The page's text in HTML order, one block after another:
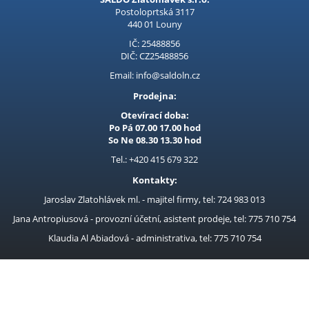
Prodejna LOUNY - nezařazené
Pracovní oděvy
Postoloprtská 3117
440 01 Louny
IČ: 25488856
DIČ: CZ25488856
Email: info@saldoln.cz
Prodejna:
Otevírací doba:
Po Pá 07.00 17.00 hod
So Ne 08.30 13.30 hod
Tel.: +420 415 679 322
Kontakty:
Jaroslav Zlatohlávek ml. - majitel firmy, tel: 724 983 013
Jana Antropiusová - provozní účetní, asistent prodeje, tel: 775 710 754
Klaudia Al Abiadová - administrativa, tel: 775 710 754